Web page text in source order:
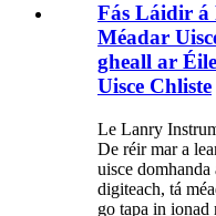
Fás Láidir á
Méadar
gheall ar
Uisce Chliste
Le Lanry
De réir mar a
uisce
digiteach, tá
go tapa in ionad